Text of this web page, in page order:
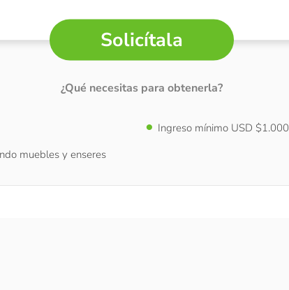
Solicítala
¿Qué necesitas para obtenerla?
Ingreso mínimo USD $1.000
muebles y enseres